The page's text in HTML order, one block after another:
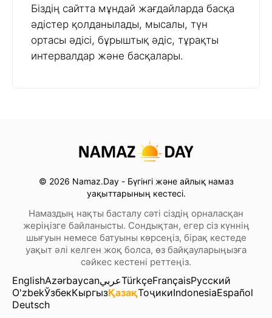
Біздің сайтта мұндай жағдайларда басқа
әдістер қолданылады, мысалы, түн
ортасы әдісі, бұрыштық әдіс, тұрақты
интервалдар және басқалары.
© 2026 Namaz.Day - Бүгінгі және айлық намаз
уақыттарының кестесі.
Намаздың нақты басталу сәті сіздің орналасқан
жеріңізге байланысты. Сондықтан, егер сіз күннің
шығуын немесе батуыны көрсеңіз, бірақ кестеде
уақыт әлі келген жоқ болса, өз байқауларыңызға
сәйкес кестені реттеңіз.
EnglishAzərbaycanعربيTürkçeFrançaisРусский
O'zbekЎзбекКыргызҚазақТоҷикиIndonesiaEspañol
Deutsch